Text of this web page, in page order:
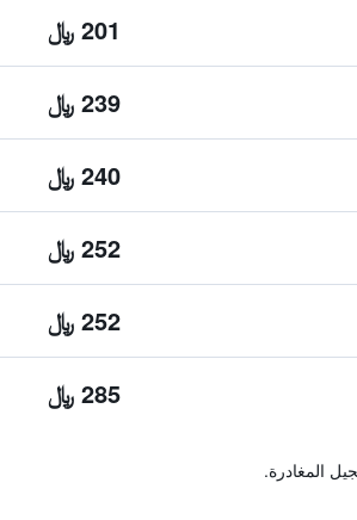
201 ﷼
239 ﷼
240 ﷼
252 ﷼
252 ﷼
285 ﷼
المغادرة.